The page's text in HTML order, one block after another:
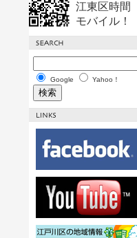
江東区時間
モバイル！
Google Yahoo！